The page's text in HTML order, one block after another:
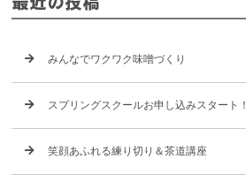
みんなでワクワク味噌づくり
スプリングスクールお申し込みスタート！
笑顔あふれる練り切り＆茶道講座